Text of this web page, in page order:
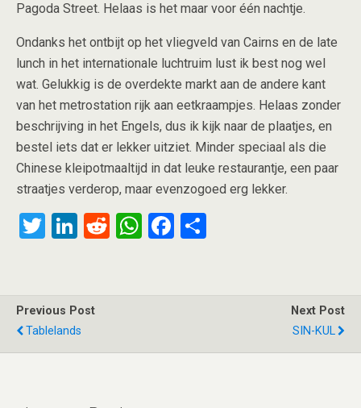
Pagoda Street. Helaas is het maar voor één nachtje.
Ondanks het ontbijt op het vliegveld van Cairns en de late
lunch in het internationale luchtruim lust ik best nog wel
wat. Gelukkig is de overdekte markt aan de andere kant
van het metrostation rijk aan eetkraampjes. Helaas zonder
beschrijving in het Engels, dus ik kijk naar de plaatjes, en
bestel iets dat er lekker uitziet. Minder speciaal als die
Chinese kleipotmaaltijd in dat leuke restaurantje, een paar
straatjes verderop, maar evenzogoed erg lekker.
T
er
Li
dI
n
R
W
p
F
o
Previous Post
Tablelands
Next Post
SIN-KUL